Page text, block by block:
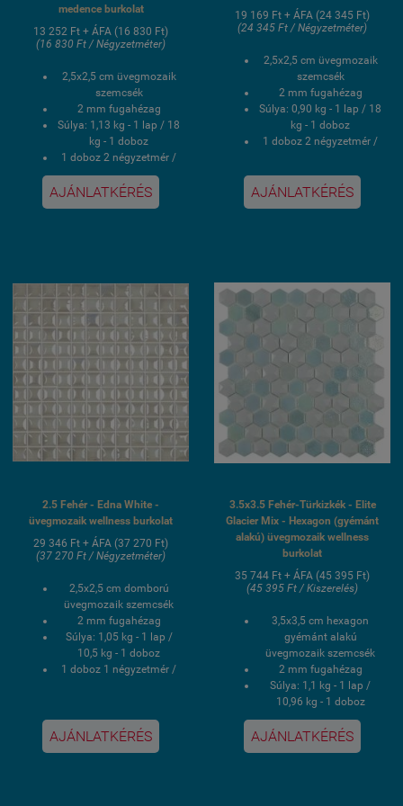
medence burkolat
13 252 Ft + ÁFA (16 830 Ft)
(16 830 Ft / Négyzetméter)
2,5x2,5 cm üvegmozaik
szemcsék
2 mm fugahézag
Súlya: 1,13 kg - 1 lap / 18
kg - 1 doboz
1 doboz 2 négyzetmér /
16 lap
Hálós kasírozás
UV álló, saválló, lúgálló,
AJÁNLATKÉRÉS
19 169 Ft + ÁFA (24 345 Ft)
(24 345 Ft / Négyzetméter)
2,5x2,5 cm üvegmozaik
szemcsék
2 mm fugahézag
Súlya: 0,90 kg - 1 lap / 18
kg - 1 doboz
1 doboz 2 négyzetmér /
Hálós kasírozás
UV álló, saválló, lúgálló,
fagyálló wellness
AJÁNLATKÉRÉS
2.5 Fehér - Edna White -
üvegmozaik wellness burkolat
29 346 Ft + ÁFA (37 270 Ft)
(37 270 Ft / Négyzetméter)
2,5x2,5 cm domború
üvegmozaik szemcsék
2 mm fugahézag
Súlya: 1,05 kg - 1 lap /
10,5 kg - 1 doboz
1 doboz 1 négyzetmér /
UV álló, saválló, lúgálló,
fagyálló wellness
medence üvegmozaik
AJÁNLATKÉRÉS
3.5x3.5 Fehér-Türkizkék - Elite
Glacier Mix - Hexagon (gyémánt
alakú) üvegmozaik wellness
burkolat
35 744 Ft + ÁFA (45 395 Ft)
(45 395 Ft / Kiszerelés)
3,5x3,5 cm hexagon
gyémánt alakú
üvegmozaik szemcsék
2 mm fugahézag
Súlya: 1,1 kg - 1 lap /
10,96 kg - 1 doboz
1 doboz 0,87 négyzetmér
/ 10 lap
Hálós kasírozás
AJÁNLATKÉRÉS